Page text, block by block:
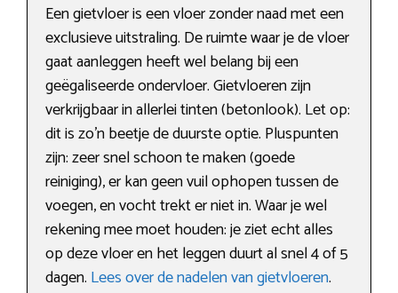
Een gietvloer is een vloer zonder naad met een
exclusieve uitstraling. De ruimte waar je de vloer
gaat aanleggen heeft wel belang bij een
geëgaliseerde ondervloer. Gietvloeren zijn
verkrijgbaar in allerlei tinten (betonlook). Let op:
dit is zo’n beetje de duurste optie. Pluspunten
zijn: zeer snel schoon te maken (goede
reiniging), er kan geen vuil ophopen tussen de
voegen, en vocht trekt er niet in. Waar je wel
rekening mee moet houden: je ziet echt alles
op deze vloer en het leggen duurt al snel 4 of 5
dagen. Lees over de nadelen van gietvloeren.